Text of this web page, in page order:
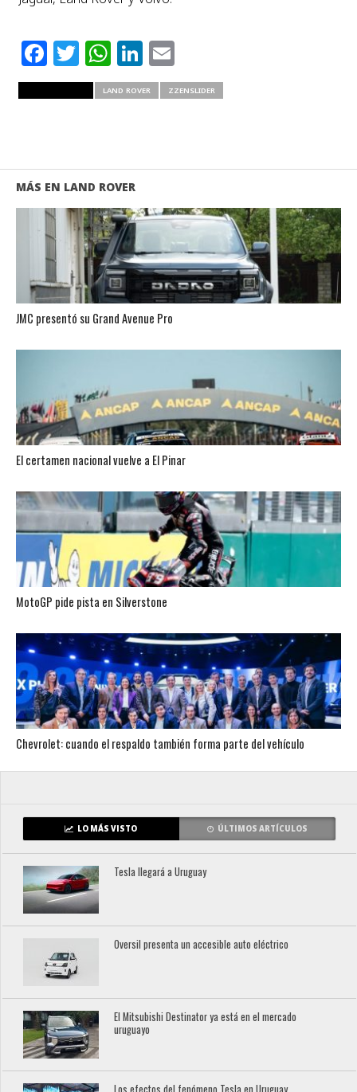
Facebook
Twitter
WhatsApp
LinkedIn
Email
LAND ROVER ZZENSLIDER
MÁS EN LAND ROVER
JMC presentó su Grand Avenue Pro
El certamen nacional vuelve a El Pinar
MotoGP pide pista en Silverstone
Chevrolet: cuando el respaldo también forma parte del vehículo
LO MÁS VISTO ÚLTIMOS ARTÍCULOS
Tesla llegará a Uruguay
Oversil presenta un accesible auto eléctrico
El Mitsubishi Destinator ya está en el mercado
uruguayo
Los efectos del fenómeno Tesla en Uruguay